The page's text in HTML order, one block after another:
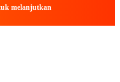
melanjutkan